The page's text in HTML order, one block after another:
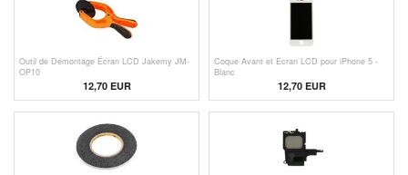
Outil de Démontage Écran LCD Jakemy JM-
OP10
12,70 EUR
Coque Avant et Ecran LCD pour iPhone 5 -
Blanc
12,70EUR